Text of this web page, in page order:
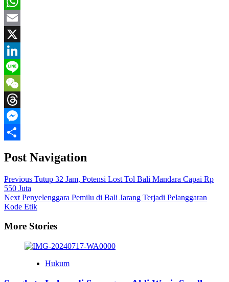
WhatsApp
Email
X
LinkedIn
Line
WeChat
Threads
Messenger
Post Navigation
Previous Tutup 32 Jam, Potensi Lost Tol Bali Mandara Capai Rp
550 Juta
Next Penyelenggara Pemilu di Bali Jarang Terjadi Pelanggaran
Kode Etik
More Stories
Hukum